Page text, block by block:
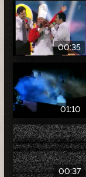
00:35
01:10
00:37